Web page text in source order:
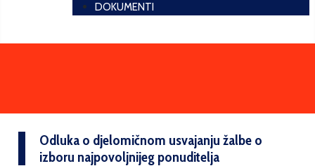
DOKUMENTI
Odluka o djelomičnom usvajanju žalbe o
izboru najpovoljnijeg ponuditelja